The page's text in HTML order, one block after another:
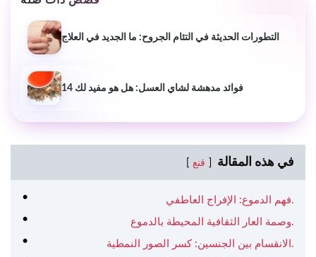
التطورات الحديثة في التئام الجروح: ما الجديد في العلاج
14 فوائد مدهشة لشاي العسل: هل هو مفيد لك
في هذه المقالة قنع
فهم الدموع: الإفراج العاطفي.
وصمة العار الثقافية المحيطة بالدموع.
الانقسام بين الجنسين: كسر الصور النمطية.